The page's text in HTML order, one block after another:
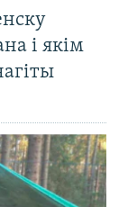
і якім